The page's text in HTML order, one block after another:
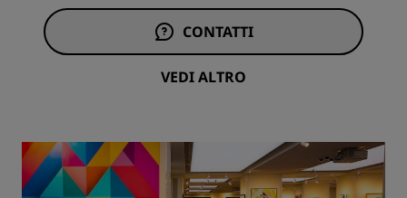
CONTATTI
VEDI ALTRO